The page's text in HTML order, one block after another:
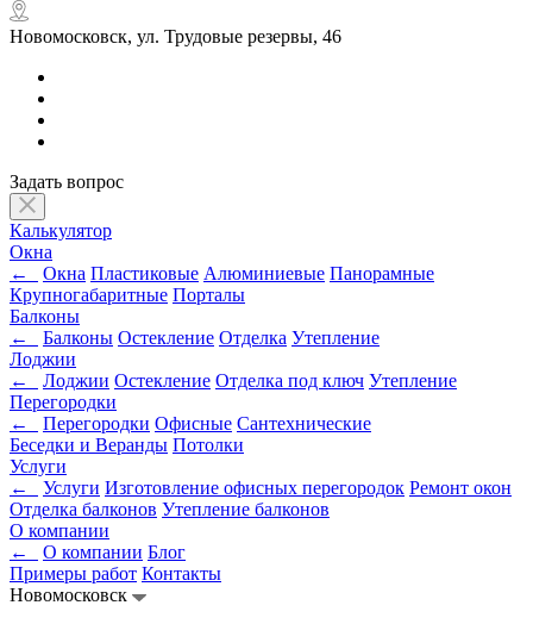
Новомосковск, ул. Трудовые резервы, 46
Задать вопрос
Калькулятор
Окна
←
Окна Пластиковые Алюминиевые Панорамные
Крупногабаритные Порталы
Балконы
←
Балконы Остекление Отделка Утепление
Лоджии
←
Лоджии Остекление Отделка под ключ Утепление
Перегородки
←
Перегородки Офисные Сантехнические
Беседки и Веранды Потолки
Услуги
←
Услуги Изготовление офисных перегородок Ремонт окон
Отделка балконов Утепление балконов
О компании
←
О компании Блог
Примеры работ Контакты
Новомосковск